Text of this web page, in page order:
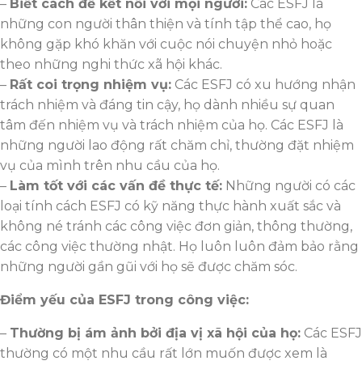
– Biết cách để kết nối với mọi người: Các ESFJ là
những con người thân thiện và tính tập thể cao, họ
không gặp khó khăn với cuộc nói chuyện nhỏ hoặc
theo những nghi thức xã hội khác.
– Rất coi trọng nhiệm vụ: Các ESFJ có xu hướng nhận
trách nhiệm và đáng tin cậy, họ dành nhiều sự quan
tâm đến nhiệm vụ và trách nhiệm của họ. Các ESFJ là
những người lao động rất chăm chỉ, thường đặt nhiệm
vụ của mình trên nhu cầu của họ.
– Làm tốt với các vấn đề thực tế: Những người có các
loại tính cách ESFJ có kỹ năng thực hành xuất sắc và
không né tránh các công việc đơn giản, thông thường,
các công việc thường nhật. Họ luôn luôn đảm bảo rằng
những người gần gũi với họ sẽ được chăm sóc.
Điểm yếu của ESFJ trong công việc:
– Thường bị ám ảnh bởi địa vị xã hội của họ: Các ESFJ
thường có một nhu cầu rất lớn muốn được xem là